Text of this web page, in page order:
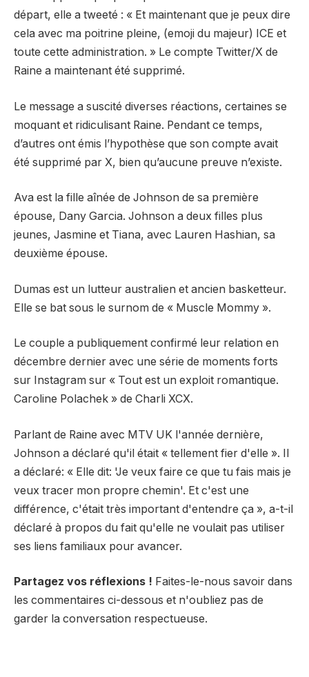
départ, elle a tweeté : « Et maintenant que je peux dire
cela avec ma poitrine pleine, (emoji du majeur) ICE et
toute cette administration. » Le compte Twitter/X de
Raine a maintenant été supprimé.
Le message a suscité diverses réactions, certaines se
moquant et ridiculisant Raine. Pendant ce temps,
d’autres ont émis l’hypothèse que son compte avait
été supprimé par X, bien qu’aucune preuve n’existe.
Ava est la fille aînée de Johnson de sa première
épouse, Dany Garcia. Johnson a deux filles plus
jeunes, Jasmine et Tiana, avec Lauren Hashian, sa
deuxième épouse.
Dumas est un lutteur australien et ancien basketteur.
Elle se bat sous le surnom de « Muscle Mommy ».
Le couple a publiquement confirmé leur relation en
décembre dernier avec une série de moments forts
sur Instagram sur « Tout est un exploit romantique.
Caroline Polachek » de Charli XCX.
Parlant de Raine avec MTV UK l'année dernière,
Johnson a déclaré qu'il était « tellement fier d'elle ». Il
a déclaré: « Elle dit: 'Je veux faire ce que tu fais mais je
veux tracer mon propre chemin'. Et c'est une
différence, c'était très important d'entendre ça », a-t-il
déclaré à propos du fait qu'elle ne voulait pas utiliser
ses liens familiaux pour avancer.
Partagez vos réflexions ! Faites-le-nous savoir dans
les commentaires ci-dessous et n'oubliez pas de
garder la conversation respectueuse.